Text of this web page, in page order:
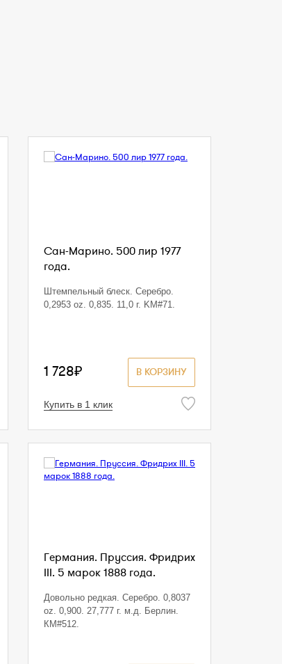
Сан-Марино. 500 лир 1977
года.
Штемпельный блеск. Серебро.
0,2953 oz. 0,835. 11,0 г. KM#71.
В КОРЗИНУ
1 728₽
Купить в 1 клик
Германия. Пруссия. Фридрих
III. 5 марок 1888 года.
Довольно редкая. Серебро. 0,8037
oz. 0,900. 27,777 г. м.д. Берлин.
КМ#512.